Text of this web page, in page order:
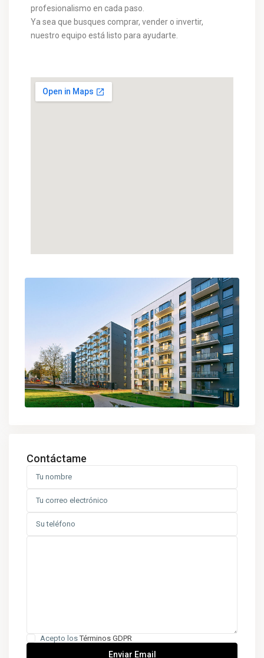
profesionalismo en cada paso.
Ya sea que busques comprar, vender o invertir,
nuestro equipo está listo para ayudarte.
Contáctame
Acepto losTérminos GDPR